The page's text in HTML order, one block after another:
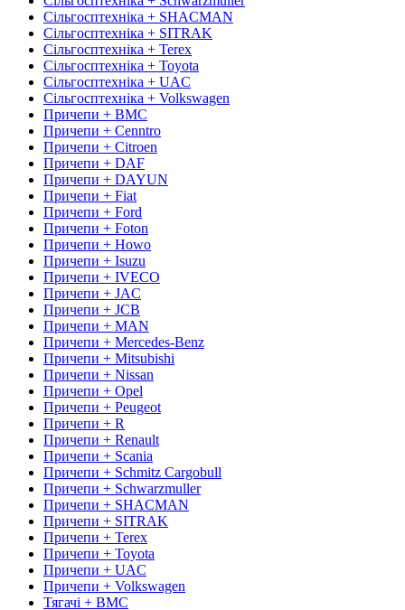
Сільгосптехніка + SHACMAN
Сільгосптехніка + SITRAK
Сільгосптехніка + Terex
Сільгосптехніка + Toyota
Сільгосптехніка + UAC
Сільгосптехніка + Volkswagen
Причепи + BMC
Причепи + Cenntro
Причепи + Citroen
Причепи + DAF
Причепи + DAYUN
Причепи + Fiat
Причепи + Ford
Причепи + Foton
Причепи + Howo
Причепи + Isuzu
Причепи + IVECO
Причепи + JAC
Причепи + JCB
Причепи + MAN
Причепи + Mercedes-Benz
Причепи + Mitsubishi
Причепи + Nissan
Причепи + Opel
Причепи + Peugeot
Причепи + R
Причепи + Renault
Причепи + Scania
Причепи + Schmitz Cargobull
Причепи + Schwarzmuller
Причепи + SHACMAN
Причепи + SITRAK
Причепи + Terex
Причепи + Toyota
Причепи + UAC
Причепи + Volkswagen
Тягачі + BMC